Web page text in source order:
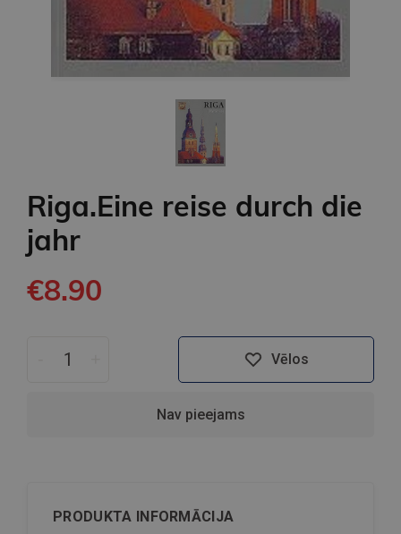
Riga.Eine reise durch die
jahr
€8.90
Vēlos
Nav pieejams
PRODUKTA INFORMĀCIJA